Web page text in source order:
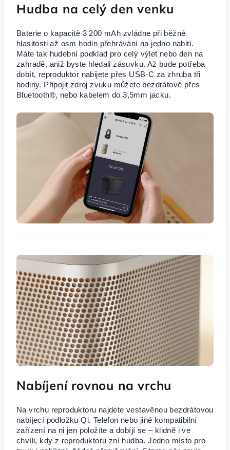
Hudba na celý den venku
Baterie o kapacitě 3 200 mAh zvládne při běžné
hlasitosti až osm hodin přehrávání na jedno nabití.
Máte tak hudební podklad pro celý výlet nebo den na
zahradě, aniž byste hledali zásuvku. Až bude potřeba
dobít, reproduktor nabijete přes USB-C za zhruba tři
hodiny. Připojit zdroj zvuku můžete bezdrátově přes
Bluetooth®, nebo kabelem do 3,5mm jacku.
Nabíjení rovnou na vrchu
Na vrchu reproduktoru najdete vestavěnou bezdrátovou
nabíjecí podložku Qi. Telefon nebo jiné kompatibilní
zařízení na ni jen položíte a dobíjí se – klidně i ve
chvíli, kdy z reproduktoru zní hudba. Jedno místo pro